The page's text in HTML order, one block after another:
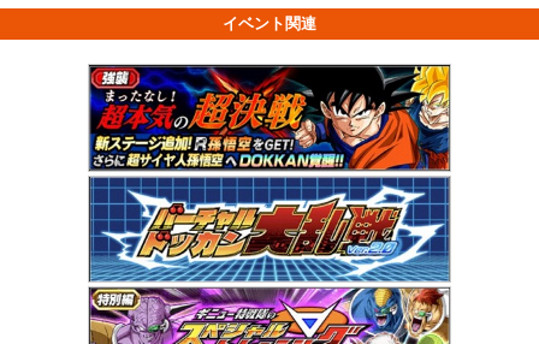
イベント関連